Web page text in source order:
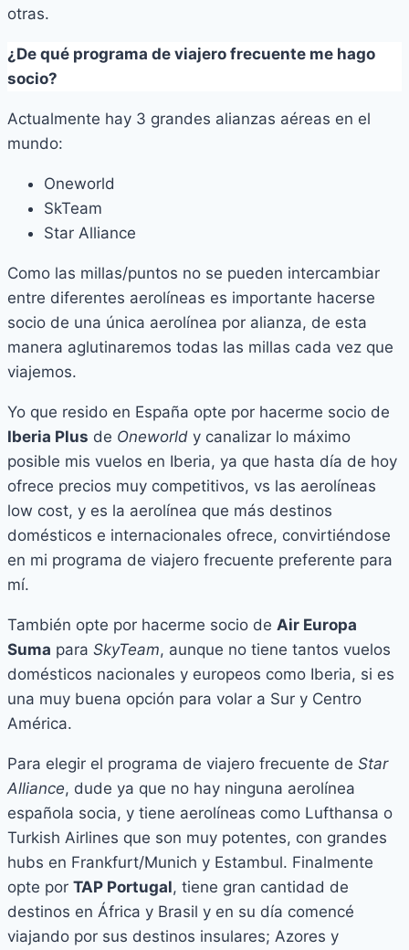
otras.
¿De qué programa de viajero frecuente me hago
socio?
Actualmente hay 3 grandes alianzas aéreas en el
mundo:
Oneworld
SkTeam
Star Alliance
Como las millas/puntos no se pueden intercambiar
entre diferentes aerolíneas es importante hacerse
socio de una única aerolínea por alianza, de esta
manera aglutinaremos todas las millas cada vez que
viajemos.
Yo que resido en España opte por hacerme socio de
Iberia Plus de Oneworld y canalizar lo máximo
posible mis vuelos en Iberia, ya que hasta día de hoy
ofrece precios muy competitivos, vs las aerolíneas
low cost, y es la aerolínea que más destinos
domésticos e internacionales ofrece, convirtiéndose
en mi programa de viajero frecuente preferente para
mí.
También opte por hacerme socio de Air Europa
Suma para SkyTeam, aunque no tiene tantos vuelos
domésticos nacionales y europeos como Iberia, si es
una muy buena opción para volar a Sur y Centro
América.
Para elegir el programa de viajero frecuente de Star
Alliance, dude ya que no hay ninguna aerolínea
española socia, y tiene aerolíneas como Lufthansa o
Turkish Airlines que son muy potentes, con grandes
hubs en Frankfurt/Munich y Estambul. Finalmente
opte por TAP Portugal, tiene gran cantidad de
destinos en África y Brasil y en su día comencé
viajando por sus destinos insulares; Azores y